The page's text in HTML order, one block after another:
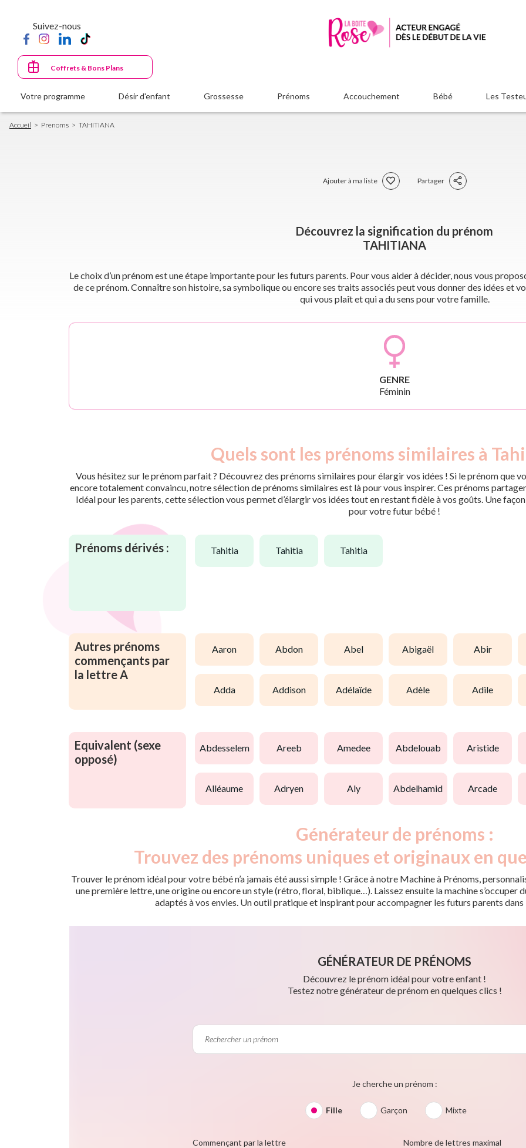
principal
Suivez-nous
Coffrets & Bons Plans
Votre programme Désir d'enfant Grossesse Prénoms Accouchement Bébé Les
Fil
d'Ariane
Accueil Prenoms TAHITIANA
Ajouter à ma liste Partager
Découvrez la signification du prénom
TAHITIANA
Le choix d’un prénom est une étape importante pour les futurs parents. Pour vous aider à décider, nous vous
de ce prénom. Connaître son histoire, sa symbolique ou encore ses traits associés peut vous donner des idées et
qui vous plaît et qui a du sens pour votre famille.
GENRE
Féminin
Quels sont les prénoms similaires à
Vous hésitez sur le prénom parfait ? Découvrez des prénoms similaires pour élargir vos idées ! Si le prénom que
encore totalement convaincu, notre sélection de prénoms similaires est là pour vous inspirer. Ces prénoms
Idéal pour les parents, cette sélection vous permet d’élargir vos idées tout en restant fidèle à vos goûts. Une
pour votre futur bébé !
Prénoms dérivés : tahitia tahitia tahitia
Autres prénoms
commençants par
la lettre A
aaron abdon abel abigaël abir
adda addison adélaïde adèle adile
Equivalent (sexe
opposé)
abdesselem areeb amedee abdelouab aristide
alléaume adryen aly abdelhamid arcade
Générateur de prénoms :
Trouvez des prénoms uniques et originaux en
Trouver le prénom idéal pour votre bébé n’a jamais été aussi simple ! Grâce à notre Machine à Prénoms,
une première lettre, une origine ou encore un style (rétro, floral, biblique…). Laissez ensuite la machine
adaptés à vos envies. Un outil pratique et inspirant pour accompagner les futurs parents
GÉNÉRATEUR DE PRÉNOMS
Découvrez le prénom idéal pour votre enfant !
Testez notre générateur de prénom en quelques clics !
Je cherche un prénom :
Fille Garçon Mixte
Commençant par la lettre Nombre de lettres maximal